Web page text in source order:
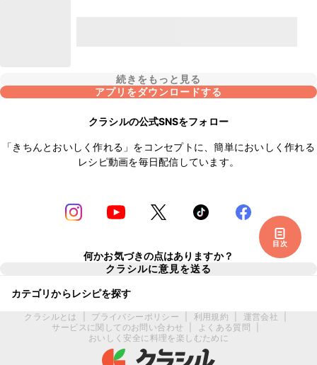
目次
続きをもっと見る
アプリをダウンロードする
クラシルの公式SNSをフォロー
「きちんとおいしく作れる」をコンセプトに、簡単においしく作れる
レシピ動画を毎日配信しています。
何かお気づきの点はありますか？
クラシルに意見を送る
カテゴリからレシピを探す
クラシルとは プライバシーポリシー 利用規約 運営会社
サービスに関してのお問い合わせ
よくある質問
おいしく安全に料理を楽しむために